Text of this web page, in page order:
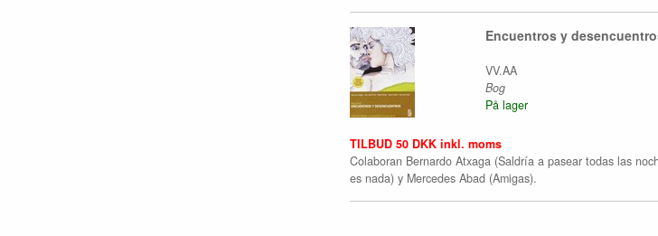
Encuentros y
VV.AA
Bog
På lager
TILBUD 50 DKK inkl. moms
Colaboran Bernardo Atxaga (Saldría a pasear todas las
es nada) y Mercedes Abad (Amigas).